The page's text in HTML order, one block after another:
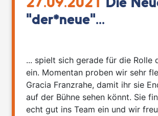
27.09.2021 Die
"der*neue"...
... spielt sich gerade für die Rolle
ein. Momentan proben wir sehr
Gracia Franzrahe, damit ihr sie
auf der Bühne sehen könnt. Sie
echt gut ins Team ein und wir